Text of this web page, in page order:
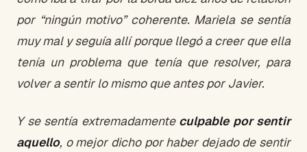
por “ningún motivo” coherente. Mariela se sentía
muy mal y seguía allí porque llegó a creer que ella
tenía un problema que tenía que resolver, para
volver a sentir lo mismo que antes por Javier.
Y se sentía extremadamente culpable por sentir
aquello, o mejor dicho por haber dejado de sentir